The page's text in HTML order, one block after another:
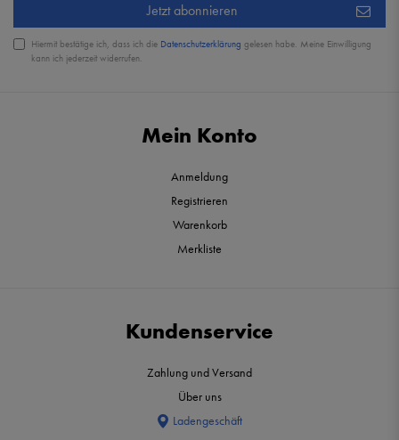
Mein Konto
Anmeldung
Registrieren
Warenkorb
Merkliste
Kundenservice
Zahlung und Versand
Über uns
Ladengeschäft
Jetzt abonnieren
Hiermit bestätige ich, dass ich die Daten­schutz­erklärung gelesen habe. Meine Einwilligung
kann ich jederzeit widerrufen.